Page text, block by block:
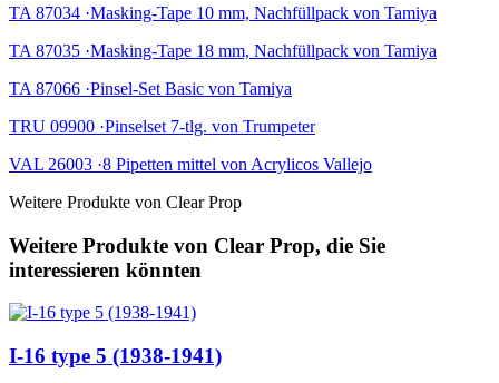
TA 87034 ·Masking-Tape 10 mm, Nachfüllpack von Tamiya
TA 87035 ·Masking-Tape 18 mm, Nachfüllpack von Tamiya
TA 87066 ·Pinsel-Set Basic von Tamiya
TRU 09900 ·Pinselset 7-tlg. von Trumpeter
VAL 26003 ·8 Pipetten mittel von Acrylicos Vallejo
Weitere Produkte von Clear Prop
Weitere Produkte von Clear Prop, die Sie
interessieren könnten
I-16 type 5 (1938-1941)